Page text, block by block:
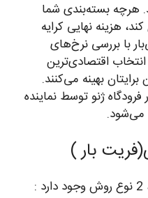
می‌آید. هرچه بسته‌بندی شما
هزینه نهایی کرایه
با بررسی نرخ‌های
اقتصادی‌ترین
بهینه می‌کنند.
ژنو توسط نماینده
می‌شود.
بار )
: